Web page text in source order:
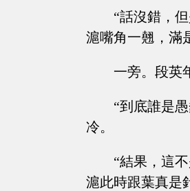
“話沒錯，
滬嘴角一翹，滿
一旁。段英
“到底誰是
冷。
“結果，這
滬此時跟葉真是